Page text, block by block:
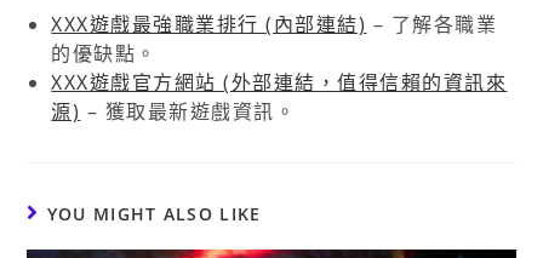
XXX遊戲最強職業排行 (內部連結) – 了解各職業
的優缺點。
XXX遊戲官方網站 (外部連結，值得信賴的資訊來
源) – 獲取最新遊戲資訊。
YOU MIGHT ALSO LIKE